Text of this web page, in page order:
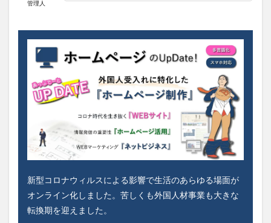
管理人
新型コロナウィルスによる影響で生活のあらゆる場面が
オンライン化しました。苦しくも外国人材事業も大きな
転換期を迎えました。